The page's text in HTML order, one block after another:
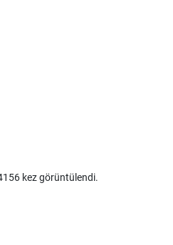
kez görüntülendi.